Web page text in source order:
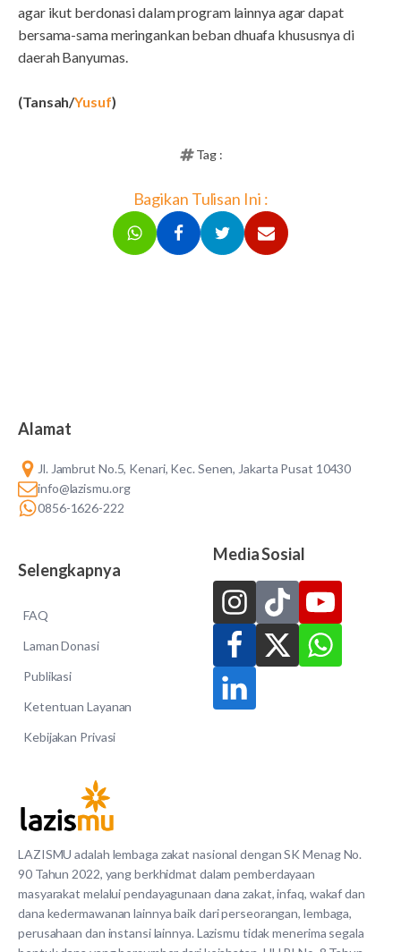
agar ikut berdonasi dalam program lainnya agar dapat
bersama-sama meringankan beban dhuafa khususnya di
daerah Banyumas.
(Tansah/Yusuf)
Tag :
Bagikan Tulisan Ini :
LAZISMU adalah lembaga zakat nasional dengan SK Menag No.
90 Tahun 2022, yang berkhidmat dalam pemberdayaan
masyarakat melalui pendayagunaan dana zakat, infaq, wakaf dan
dana kedermawanan lainnya baik dari perseorangan, lembaga,
perusahaan dan instansi lainnya. Lazismu tidak menerima segala
Alamat
Jl. Jambrut No.5, Kenari, Kec. Senen, Jakarta Pusat 10430
info@lazismu.org
0856-1626-222
Selengkapnya
FAQ
Laman Donasi
Publikasi
Ketentuan Layanan
Kebijakan Privasi
Media Sosial